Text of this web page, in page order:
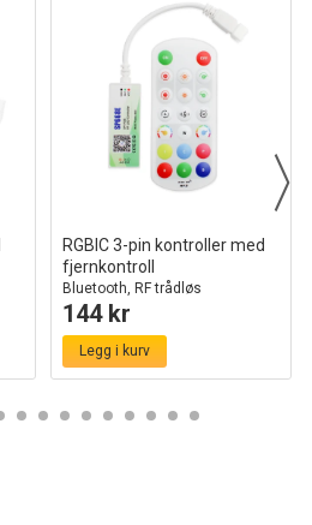
RGBIC 3-pin kontroller med
fjernkontroll
Bluetooth, RF trådløs
144 kr
Legg i kurv